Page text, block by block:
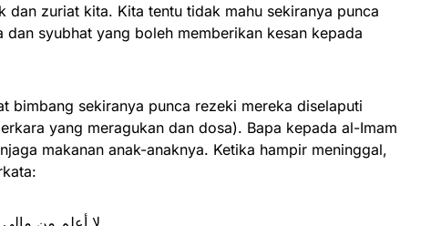
dan zuriat kita. Kita tentu tidak mahu sekiranya punca
dan syubhat yang boleh memberikan kesan kepada
bimbang sekiranya punca rezeki mereka diselaputi
yang meragukan dan dosa). Bapa kepada al-Imam
makanan anak-anaknya. Ketika hampir meninggal,